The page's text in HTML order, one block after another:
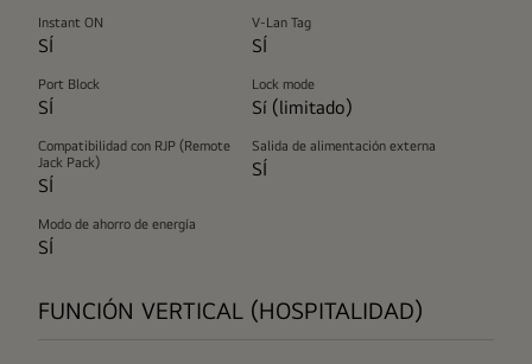
Instant ON
SÍ
V-Lan Tag
SÍ
Port Block
SÍ
Lock mode
Sí (limitado)
Compatibilidad con RJP (Remote
Jack Pack)
SÍ
Salida de alimentación externa
SÍ
Modo de ahorro de energía
SÍ
FUNCIÓN VERTICAL (HOSPITALIDAD)